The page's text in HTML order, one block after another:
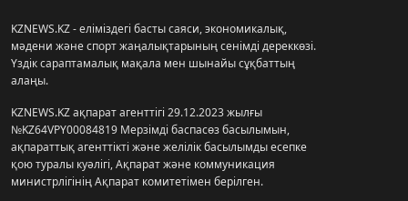
KZNEWS.KZ - еліміздегі басты саяси, экономикалық,
мәдени және спорт жаңалықтарының сенімді дереккөзі.
Үздік сараптамалық мақала мен шынайы сұқбаттың
алаңы.
KZNEWS.KZ ақпарат агенттігі 29.12.2023 жылғы
№KZ64VPY00084819 Мерзімді баспасөз басылымын,
ақпараттық агенттікті және желілік басылымды есепке
қою туралы куәлігі, Ақпарат және коммуникация
министрлігінің Ақпарат комитетімен берілген.